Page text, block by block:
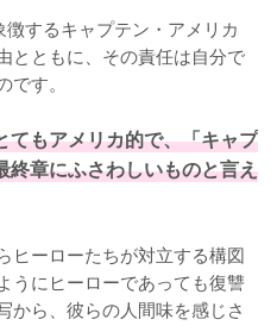
するキャプテン・アメリカ
とともに、その責任は自分で
す。
てもアメリカ的で、「キャプ
終章にふさわしいものと言え
ヒーローたちが対立する構図
うにヒーローであっても復讐
から、彼らの人間味を感じさ